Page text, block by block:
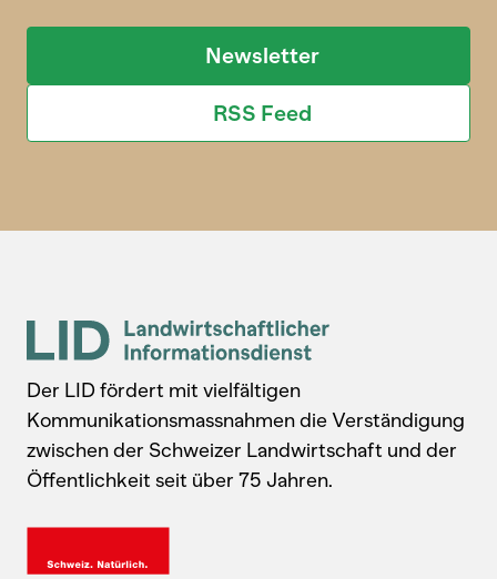
Newsletter
RSS Feed
Der LID fördert mit vielfältigen
Kommunikationsmassnahmen die Verständigung
zwischen der Schweizer Landwirtschaft und der
Öffentlichkeit seit über 75 Jahren.